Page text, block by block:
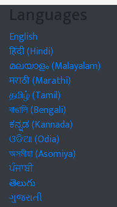
Languages
English
हिंदी (Hindi)
മലയാളം (Malayalam)
मराठी (Marathi)
தமிழ் (Tamil)
বাঙালি (Bengali)
ಕನ್ನಡ (Kannada)
ଓଡିଆ (Odia)
অসমীয়া (Asomiya)
ਪੰਜਾਬੀ
తెలుగు
ગુજરાતી